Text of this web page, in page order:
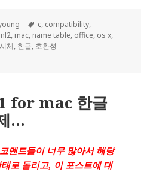
Tags
c, compatibility,
, mac, name table, office, os x,
서체, 한글, 호환성
삽질 개발 #1
for mac 한글
…
멘트들이 너무 많아서 해당
로 돌리고, 이 포스트에 대